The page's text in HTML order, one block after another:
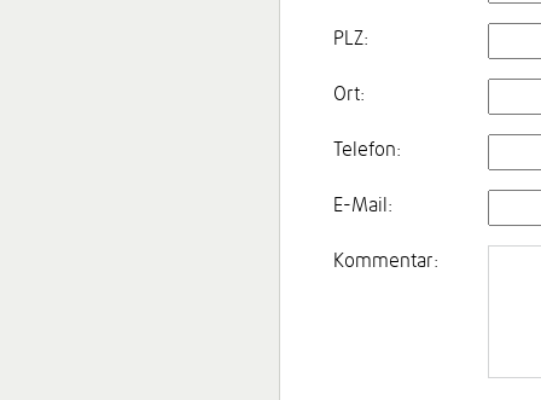
PLZ:
Ort:
Telefon:
E-Mail:
Kommentar: